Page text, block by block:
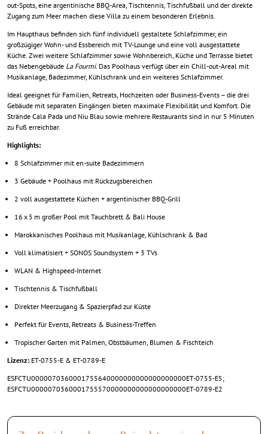
out-Spots, eine argentinische BBQ-Area, Tischtennis, Tischfußball und der direkte
Zugang zum Meer machen diese Villa zu einem besonderen Erlebnis.
Im Haupthaus befinden sich fünf individuell gestaltete Schlafzimmer, ein
großzügiger Wohn- und Essbereich mit TV-Lounge und eine voll ausgestattete
Küche. Zwei weitere Schlafzimmer sowie Wohnbereich, Küche und Terrasse bietet
das Nebengebäude La Fourmi. Das Poolhaus verfügt über ein Chill-out-Areal mit
Musikanlage, Badezimmer, Kühlschrank und ein weiteres Schlafzimmer.
Ideal geeignet für Familien, Retreats, Hochzeiten oder Business-Events – die drei
Gebäude mit separaten Eingängen bieten maximale Flexibilität und Komfort. Die
Strände Cala Pada und Niu Blau sowie mehrere Restaurants sind in nur 5 Minuten
zu Fuß erreichbar.
Highlights:
8 Schlafzimmer mit en-suite Badezimmern
3 Gebäude + Poolhaus mit Rückzugsbereichen
2 voll ausgestattete Küchen + argentinischer BBQ-Grill
16 x 5 m großer Pool mit Tauchbrett & Bali House
Marokkanisches Poolhaus mit Musikanlage, Kühlschrank & Bad
Voll klimatisiert + SONOS Soundsystem + 3 TVs
WLAN & Highspeed-Internet
Tischtennis & Tischfußball
Direkter Meerzugang & Spazierpfad zur Küste
Perfekt für Events, Retreats & Business-Treffen
Tropischer Garten mit Palmen, Obstbäumen, Blumen & Fischteich
Lizenz: ET-0755-E & ET-0789-E
ESFCTU0000070360001755640000000000000000000ET-0755-E5;
ESFCTU0000070360001755570000000000000000000ET-0789-E2